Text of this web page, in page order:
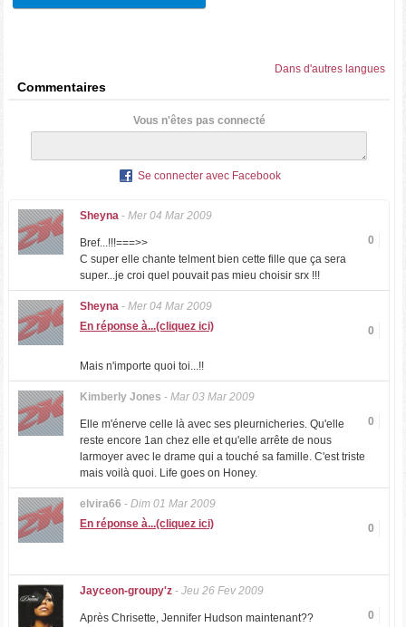
Dans d'autres langues
Commentaires
Vous n'êtes pas connecté
Se connecter avec Facebook
Sheyna- Mer 04 Mar 2009
0
Bref...!!!===>>
C super elle chante telment bien cette fille que ça sera
super...je croi quel pouvait pas mieu choisir srx !!!
Sheyna- Mer 04 Mar 2009
0
En réponse à...(cliquez ici)
Mais n'importe quoi toi...!!
Kimberly Jones - Mar 03 Mar 2009
0
Elle m'énerve celle là avec ses pleurnicheries. Qu'elle
reste encore 1an chez elle et qu'elle arrête de nous
larmoyer avec le drame qui a touché sa famille. C'est triste
mais voilà quoi. Life goes on Honey.
elvira66 - Dim 01 Mar 2009
0
En réponse à...(cliquez ici)
Jayceon-groupy'z- Jeu 26 Fev 2009
0
Après Chrisette, Jennifer Hudson maintenant??